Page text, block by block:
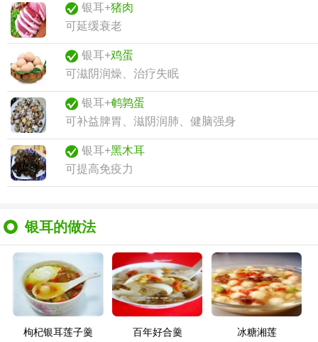
银耳+猪肉
可延缓衰老
银耳+鸡蛋
可滋阴润燥、治疗失眠
银耳+鹌鹑蛋
可补益脾胃、滋阴润肺、健脑强身
银耳+黑木耳
可提高免疫力
银耳的做法
枸杞银耳莲子羹 百年好合羹 冰糖湘莲